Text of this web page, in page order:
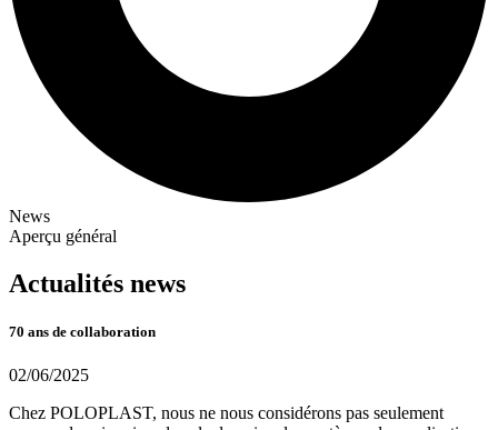
News
Aperçu général
Actualités news
70 ans de collaboration
02/06/2025
Chez POLOPLAST, nous ne nous considérons pas seulement